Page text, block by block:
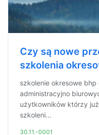
Czy są nowe
szkolenia
szkolenie okresowe
administracyjno
użytkowników którzy
szkoleni...
30.11.-0001